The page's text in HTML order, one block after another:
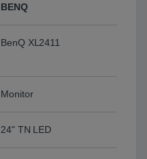
BENQ
BenQ XL2411
Monitor
24" TN LED